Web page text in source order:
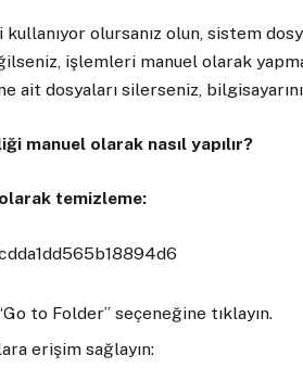
olursanız olun, sistem
işlemleri manuel olarak
ait dosyaları silerseniz,
manuel olarak nasıl yapılır?
temizleme:
“Go to Folder” seçeneğine tıklayın.
erişim sağlayın: